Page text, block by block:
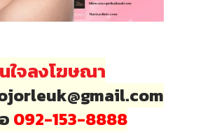
ใจลงโฆษณา
092-153-8888